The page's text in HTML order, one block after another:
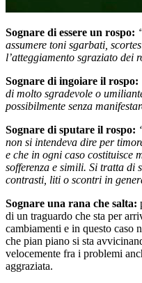
Sognare di essere un rospo:
assumere toni sgarbati,
l’atteggiamento sgraziato dei
Sognare di ingoiare il rospo:
di molto sgradevole o
possibilmente senza
Sognare di sputare il rospo:
non si intendeva dire per
e che in ogni caso costituisce
sofferenza e simili. Si tratta di
contrasti, liti o scontri in
Sognare una rana che salta:
di un traguardo che sta per
cambiamenti e in questo caso
che pian piano si sta
velocemente fra i problemi
aggraziata.